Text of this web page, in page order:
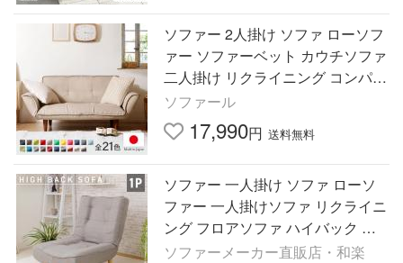
ソファー 2人掛け ソファ ローソフ
ァー ソファーベット カウチソファ
二人掛け リクライニング コンパク
ト フロアソファ 安い レザー
ソファール
17,990円 送料無料
ソファー 一人掛け ソファ ローソ
ファー 一人掛けソファ リクライニ
ング フロアソファ ハイバック 一
人用ソファ コンパクト レザー
ソファーメーカー直販店・和楽